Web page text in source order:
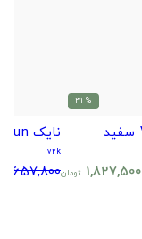
% 31
1,827,500 تومان
نایک V2K Run سفید طوسی
v2k
2,657,800